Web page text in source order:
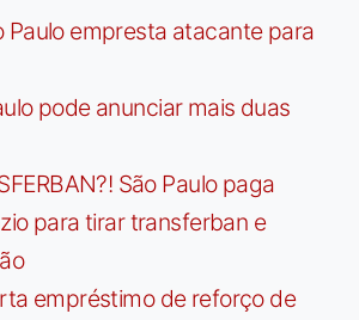
Paulo empresta atacante para
pode anunciar mais duas
São Paulo paga
para tirar transferban e
empréstimo de reforço de